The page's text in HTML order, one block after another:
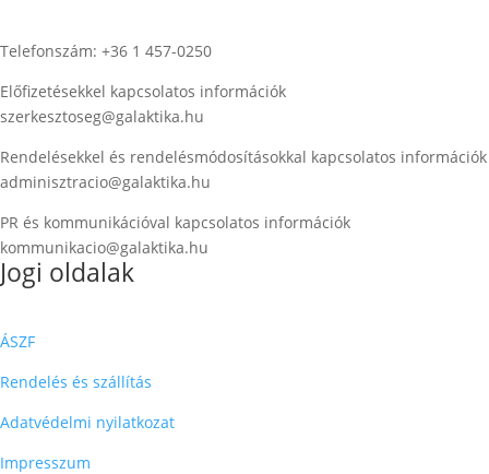
Telefonszám: +36 1 457-0250
Előfizetésekkel kapcsolatos információk
szerkesztoseg@galaktika.hu
Rendelésekkel és rendelésmódosításokkal kapcsolatos információk
adminisztracio@galaktika.hu
PR és kommunikációval kapcsolatos információk
kommunikacio@galaktika.hu
Jogi oldalak
ÁSZF
Rendelés és szállítás
Adatvédelmi nyilatkozat
Impresszum